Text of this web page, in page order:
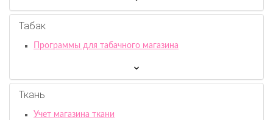
Табак
Программы для табачного магазина
Ткань
Учет магазина ткани